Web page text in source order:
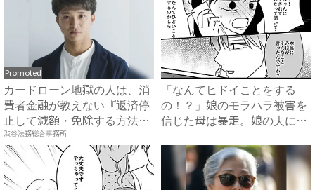
Promoted
カードローン地獄の人は、消
費者金融が教えない『返済停
止して減額・免除する方法』
で...
渋谷法務総合事務所
「なんてヒドイことをする
の！？」娘のモラハラ被害を
信じた母は暴走。娘の夫に電